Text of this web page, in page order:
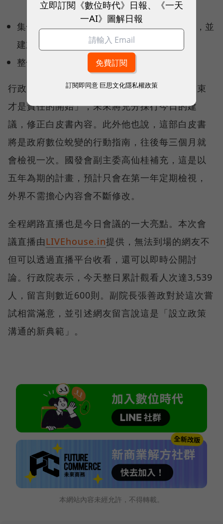
集合網路社群力量，打造防救災訊息雲端平台，並
建立通訊保障機制。
整合運輸資料，提供即時交通資訊服務。
行政院長毛治國在閉幕致詞中強調，「會議結束
才是責任的開始」，未來將充分採行今日的建
議，修正白皮書內容。此外他也說，這部白皮書
將是政府數位蛻變的行動指南，往後每三個月就
會檢視一次。國發會副主委高仙桂補充，這是以
五年為期的計畫，預計只會在第一年定期檢視，
外界不需擔心內容會不斷修改。
全程網路直播也是今日會議的一大亮點。本次會
議直播由LIVEhouse.in提供，無法到場的網友不
但可以透過直播平台收看，還可以即時公開討
論。行政院表示，今天整日累計觀看人次達3,539
人，留言則數近600則。副院長張善政對於這次嘗
試相當滿意，並引述網友留言說這是「設立政策
溝通的新典範」。
本網站內容未經允許，不得轉載。
立即訂閱《數位時代》日報、《一天
一AI》圖解日報
訂閱即同意 巨思文化隱私權政策